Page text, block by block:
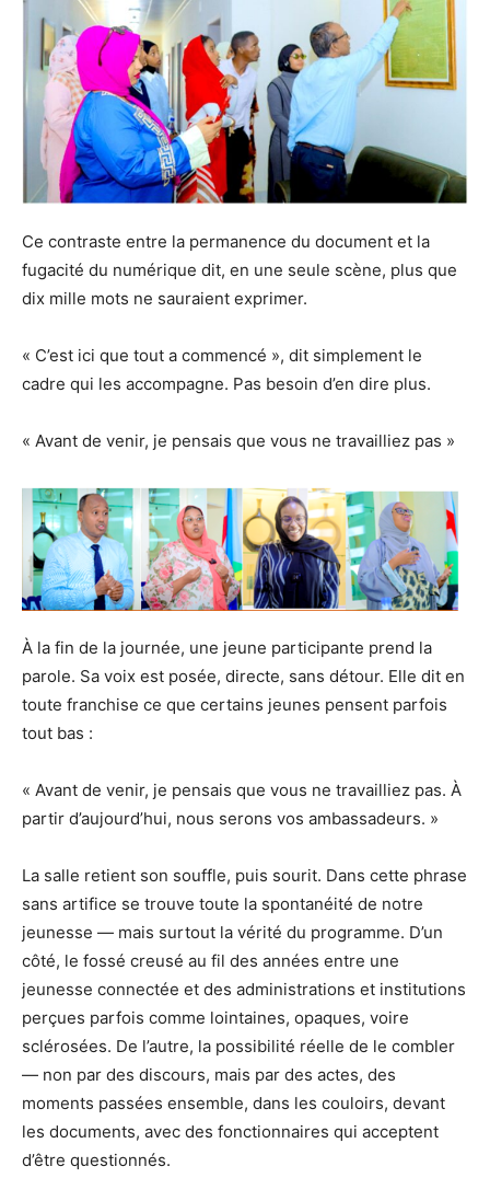
Ce contraste entre la permanence du document et la
fugacité du numérique dit, en une seule scène, plus que
dix mille mots ne sauraient exprimer.
« C’est ici que tout a commencé », dit simplement le
cadre qui les accompagne. Pas besoin d’en dire plus.
« Avant de venir, je pensais que vous ne travailliez pas »
À la fin de la journée, une jeune participante prend la
parole. Sa voix est posée, directe, sans détour. Elle dit en
toute franchise ce que certains jeunes pensent parfois
tout bas :
« Avant de venir, je pensais que vous ne travailliez pas. À
partir d’aujourd’hui, nous serons vos ambassadeurs. »
La salle retient son souffle, puis sourit. Dans cette phrase
sans artifice se trouve toute la spontanéité de notre
jeunesse — mais surtout la vérité du programme. D’un
côté, le fossé creusé au fil des années entre une
jeunesse connectée et des administrations et institutions
perçues parfois comme lointaines, opaques, voire
sclérosées. De l’autre, la possibilité réelle de le combler
— non par des discours, mais par des actes, des
moments passées ensemble, dans les couloirs, devant
les documents, avec des fonctionnaires qui acceptent
d’être questionnés.